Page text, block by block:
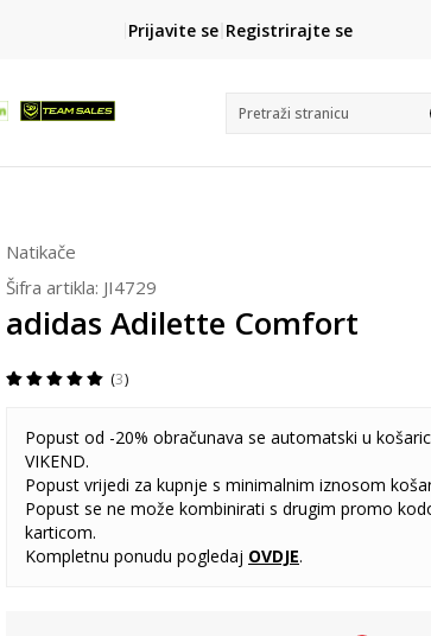
CLICK& COLLECT
besplatno preuzimanje u
Prijavite se Registrirajte se
Pretraži stranicu
Natikače
Šifra artikla: JI4729
adidas Adilette Comfort
3
Popust od -20% obračunava se automatski u
VIKEND.
Popust vrijedi za kupnje s minimalnim iznosom
Popust se ne može kombinirati s drugim promo
karticom.
Kompletnu ponudu pogledaj OVDJE.